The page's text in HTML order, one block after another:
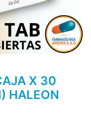
X 30
HALEON